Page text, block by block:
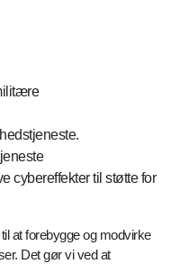
cybereffekter til støtte for
at forebygge og modvirke
Det gør vi ved at